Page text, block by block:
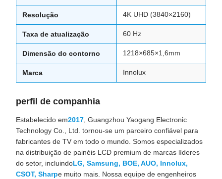
Resolução 4K UHD (3840×2160)
Taxa de atualização 60 Hz
Dimensão do contorno 1218×685×1,6mm
Marca Innolux
perfil de companhia
Estabelecido em2017 , Guangzhou Yaogang Electronic
Technology Co., Ltd. tornou-se um parceiro confiável para
fabricantes de TV em todo o mundo. Somos especializados
na distribuição de painéis LCD premium de marcas líderes
do setor, incluindoLG, Samsung, BOE, AUO, Innolux,
CSOT, Sharpe muito mais. Nossa equipe de engenheiros